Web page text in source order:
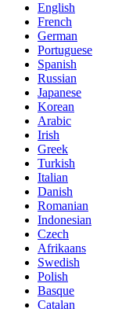
English
French
German
Portuguese
Spanish
Russian
Japanese
Korean
Arabic
Irish
Greek
Turkish
Italian
Danish
Romanian
Indonesian
Czech
Afrikaans
Swedish
Polish
Basque
Catalan